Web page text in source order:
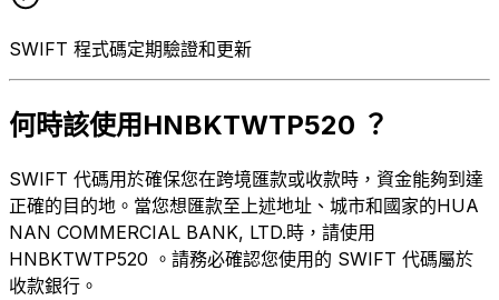
SWIFT 程式碼定期驗證和更新
何時該使用HNBKTWTP520 ？
SWIFT 代碼用於確保您在跨境匯款或收款時，資金能夠到達
正確的目的地。當您想匯款至上述地址、城市和國家的HUA
NAN COMMERCIAL BANK, LTD.時，請使用
HNBKTWTP520 。請務必確認您使用的 SWIFT 代碼屬於
收款銀行。